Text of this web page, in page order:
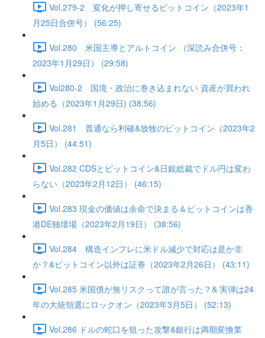
Vol.279-2 変化が押し寄せるビットコイン（2023年1
月25日合併号） (56:25)
Vol.280 米国主導とアルトコイン （深読み合併号：
2023年1月29日） (29:58)
Vol280-2 国境・政治に巻き込まれない 資産が買われ
始める（2023年1月29日) (38:56)
Vol.281 普通なら利確&放牧のビットコイン（2023年2
月5日） (44:51)
Vol.282 CDSとビットコイン&日銀総裁でドル円は変わ
らない（2023年2月12日） (46:15)
Vol.283 現金の価値は余命で決まる＆ビットコインは香
港DE独壇場（2023年2月19日） (38:56)
Vol.284 構造インフレに米ドル減少で対応は是か非
か？&ビットコイン以外は証券（2023年2月26日） (43:11)
Vol.285 米国債が無リスクって誰が言った？& 実弾は24
年の大統領選にロックオン（2023年3月5日） (52:13)
Vol.286 ドルの蛇口を狙った攻撃&銀行は満期変換業